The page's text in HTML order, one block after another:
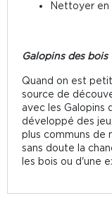
Nettoyer en
Galopins des bois
Quand on est
source de
avec les Galopins
développé des
plus communs de
sans doute la
les bois ou d'une